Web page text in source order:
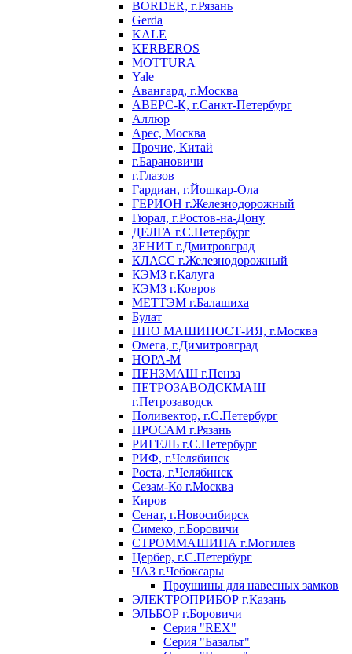
BORDER, г.Рязань
Gerda
KALE
KERBEROS
MOTTURA
Yale
Авангард, г.Москва
АВЕРС-К, г.Санкт-Петербург
Аллюр
Арес, Москва
Прочие, Китай
г.Барановичи
г.Глазов
Гардиан, г.Йошкар-Ола
ГЕРИОН г.Железнодорожный
Гюрал, г.Ростов-на-Дону
ДЕЛГА г.С.Петербург
ЗЕНИТ г.Дмитровград
КЛАСС г.Железнодорожный
КЭМЗ г.Калуга
КЭМЗ г.Ковров
МЕТТЭМ г.Балашиха
Булат
НПО МАШИНОСТ-ИЯ, г.Москва
Омега, г.Димитровград
НОРА-М
ПЕНЗМАШ г.Пенза
ПЕТРОЗАВОДСКМАШ
г.Петрозаводск
Поливектор, г.С.Петербург
ПРОСАМ г.Рязань
РИГЕЛЬ г.С.Петербург
РИФ, г.Челябинск
Роста, г.Челябинск
Сезам-Ко г.Москва
Киров
Сенат, г.Новосибирск
Симеко, г.Боровичи
СТРОММАШИНА г.Могилев
Цербер, г.С.Петербург
ЧАЗ г.Чебоксары
Проушины для навесных замков
ЭЛЕКТРОПРИБОР г.Казань
ЭЛЬБОР г.Боровичи
Серия "REX"
Серия "Базальт"